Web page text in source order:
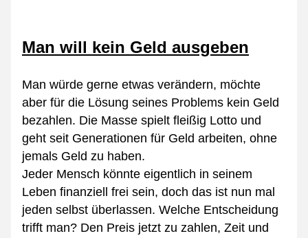
Man will kein Geld ausgeben
Man würde gerne etwas verändern, möchte
aber für die Lösung seines Problems kein Geld
bezahlen. Die Masse spielt fleißig Lotto und
geht seit Generationen für Geld arbeiten, ohne
jemals Geld zu haben.
Jeder Mensch könnte eigentlich in seinem
Leben finanziell frei sein, doch das ist nun mal
jeden selbst überlassen. Welche Entscheidung
trifft man? Den Preis jetzt zu zahlen, Zeit und